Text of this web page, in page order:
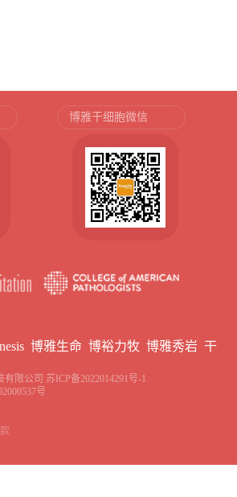
博雅干细胞微信
博雅生命 博裕力牧 博雅秀岩 干
有限公司 苏ICP备2022014291号-1
号